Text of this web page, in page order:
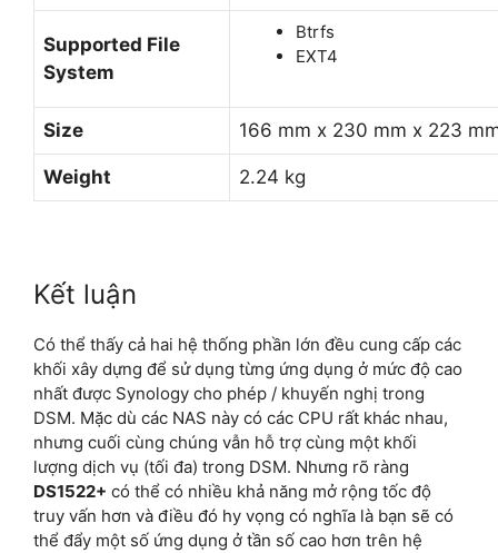
Supported File
System
Btrfs
EXT4
Size 166 mm x 230 mm x 223
Weight 2.24 kg
Kết luận
Có thể thấy cả hai hệ thống phần lớn đều cung cấp các
khối xây dựng để sử dụng từng ứng dụng ở mức độ cao
nhất được Synology cho phép / khuyến nghị trong
DSM. Mặc dù các NAS này có các CPU rất khác nhau,
nhưng cuối cùng chúng vẫn hỗ trợ cùng một khối
lượng dịch vụ (tối đa) trong DSM. Nhưng rõ ràng
DS1522+ có thể có nhiều khả năng mở rộng tốc độ
truy vấn hơn và điều đó hy vọng có nghĩa là bạn sẽ có
thể đẩy một số ứng dụng ở tần số cao hơn trên hệ